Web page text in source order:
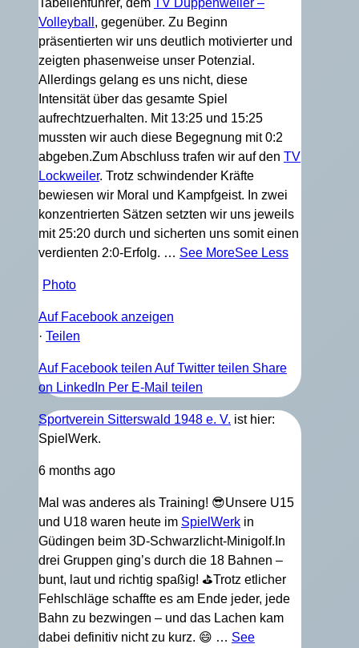
Volleyball , gegenüber. Zu Beginn
präsentierten wir uns deutlich motivierter und
zeigten phasenweise unser Potenzial.
Allerdings gelang es uns nicht, diese
Intensität über das gesamte Spiel
aufrechtzuerhalten. Mit 13:25 und 15:25
mussten wir auch diese Begegnung mit 0:2
abgeben.Zum Abschluss trafen wir auf den TV
Lockweiler. Trotz schwindender Kräfte
bewiesen wir Moral und Kampfgeist. In zwei
konzentrierten Sätzen setzten wir uns jeweils
mit 25:20 durch und sicherten uns somit einen
verdienten 2:0-Erfolg. … See MoreSee Less
Photo
Auf Facebook anzeigen
· Teilen
Auf Facebook teilen Auf Twitter teilen Share
on LinkedIn Per E-Mail teilen
Sportverein Sitterswald 1948 e. V. ist hier:
SpielWerk.
6 months ago
Mal was anderes als Training! 😎Unsere U15
und U18 waren heute im SpielWerk in
Güdingen beim 3D-Schwarzlicht-Minigolf. In
drei Gruppen ging’s durch die 18 Bahnen –
bunt, laut und richtig spaßig! ⛳Trotz etlicher
Fehlschläge schaffte es am Ende jeder, jede
Bahn zu bezwingen – und das Lachen kam
dabei definitiv nicht zu kurz. 😄 … See